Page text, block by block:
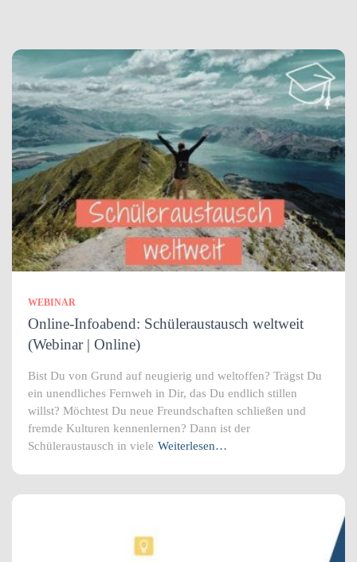
WEBINAR
Online-Infoabend: Schüleraustausch weltweit
(Webinar | Online)
Bist Du von Grund auf neugierig und weltoffen? Trägst Du
ein unendliches Fernweh in Dir, das Du endlich stillen
willst? Möchtest Du neue Freundschaften schließen und
fremde Kulturen kennenlernen? Dann ist der
Schüleraustausch in viele Weiterlesen…